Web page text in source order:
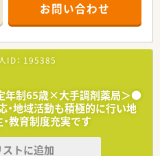
お問い合わせ
ID： 195385
年制65歳×大手調剤薬局＞●
・地域活動も積極的に行い地
教育制度充実です
トに追加